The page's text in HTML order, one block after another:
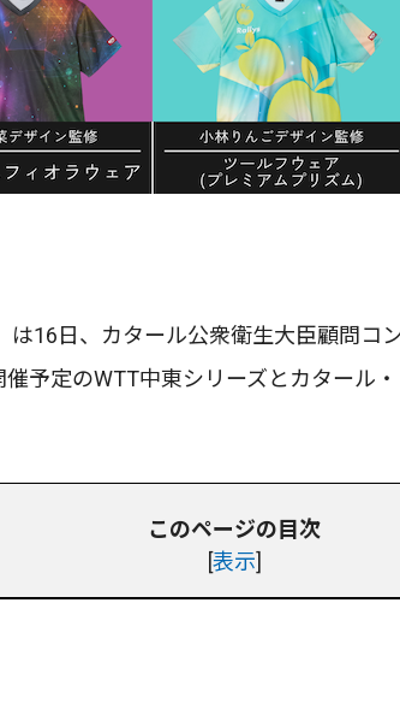
は16日、カタール公衆衛生大臣顧問コ
予定のWTT中東シリーズとカタール
このページの目次
[表示]